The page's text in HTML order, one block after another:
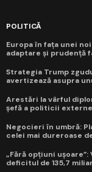
POLITICĂ
Europa în fața unei
adaptare și prudență
Strategia Trump
avertizează asupra
Arestări la vârful
șefă a politicii
Negocieri în umbră:
celei mai dureroase
„Fără opțiuni
deficitul de 135,7